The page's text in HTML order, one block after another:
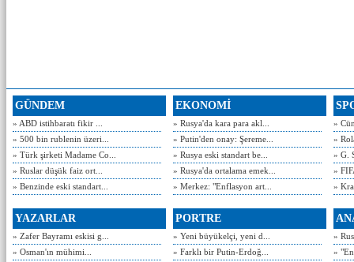
GÜNDEM
» ABD istihbaratı fikir ...
» 500 bin rublenin üzeri...
» Türk şirketi Madame Co...
» Ruslar düşük faiz ort...
» Benzinde eski standart...
EKONOMİ
» Rusya'da kara para akl...
» Putin'den onay: Şereme...
» Rusya eski standart be...
» Rusya'da ortalama emek...
» Merkez: "Enflasyon art...
»
»
» G.
»
»
YAZARLAR
» Zafer Bayramı eskisi g...
» Osman'ın mühimi...
PORTRE
» Yeni büyükelçi, yeni d...
» Farklı bir Putin-Erdoğ...
»
»